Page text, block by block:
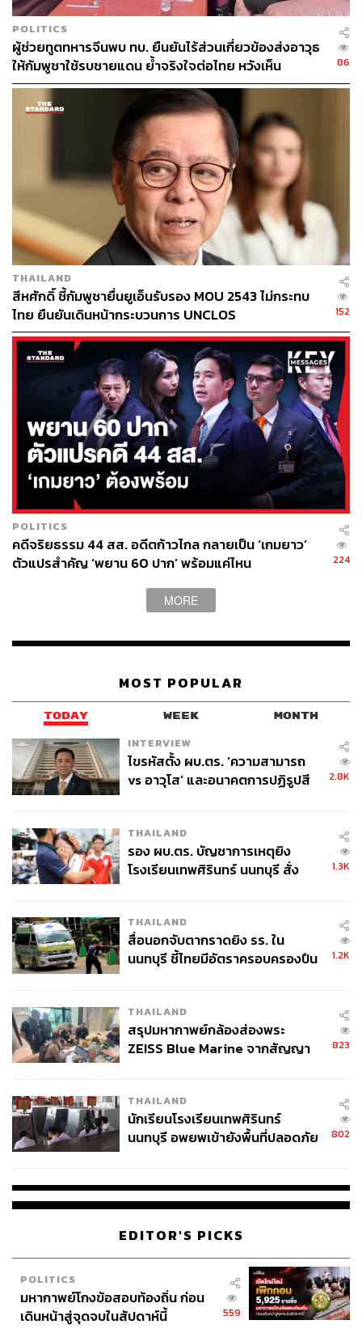
POLITICS
ผู้ช่วยทูตทหารจีนพบ ทบ. ยืนยันไร้ส่วนเกี่ยวข้องส่งอาวุธ
ให้กัมพูชาใช้รบชายแดน ย้ำจริงใจต่อไทย หวังเห็น
ทางออกสันติวิธี
86
THAILAND
สีหศักดิ์ ชี้กัมพูชายื่นยูเอ็นรับรอง MOU 2543 ไม่กระทบ
ไทย ยืนยันเดินหน้ากระบวนการ UNCLOS
152
POLITICS
คดีจริยธรรม 44 สส. อดีตก้าวไกล กลายเป็น ‘เกมยาว’
ตัวแปรสำคัญ ‘พยาน 60 ปาก’ พร้อมแค่ไหน
224
MORE
MOST POPULAR
TODAY WEEK MONTH
INTERVIEW
ไขรหัสตั้ง ผบ.ตร. ‘ความสามารถ
vs อาวุโส’ และอนาคตการปฏิรูปสี
2.8K
THAILAND
รอง ผบ.ตร. บัญชาการเหตุยิง
โรงเรียนเทพศิรินทร์ นนทบุรี สั่ง
1.3K
THAILAND
สื่อนอกจับตากราดยิง รร. ใน
นนทบุรี ชี้ไทยมีอัตราครอบครองปืน
1.2K
THAILAND
สรุปมหากาพย์กล้องส่องพระ
ZEISS Blue Marine จากสัญญา
จ่ายหนี้-แอบระบุแบรนด์
823
THAILAND
นักเรียนโรงเรียนเทพศิรินทร์
นนทบุรี อพยพเข้ายังพื้นที่ปลอดภัย
802
EDITOR'S PICKS
POLITICS
มหากาพย์โกงข้อสอบท้องถิ่น ก่อน
เดินหน้าสู่จุดจบในสัปดาห์นี้
559